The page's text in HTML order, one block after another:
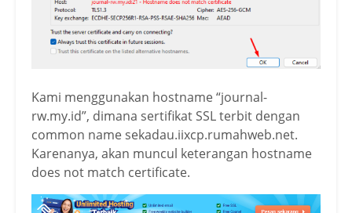
Kami menggunakan hostname “journal-
rw.my.id”, dimana sertifikat SSL terbit dengan
common name sekadau.iixcp.rumahweb.net.
Karenanya, akan muncul keterangan hostname
does not match certificate.